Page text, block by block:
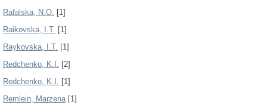
Rafalska, N.О. [1]
Raikovska, I.T. [1]
Raykovska, I.T. [1]
Redchenko, K.I. [2]
Redchenko, K.І. [1]
Remlein, Marzena[1]